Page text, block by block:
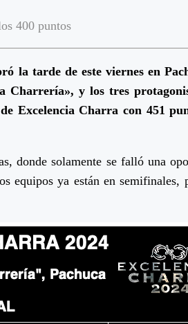
400 puntos
tarde de este viernes en
y los tres
Excelencia Charra con 451
donde solamente se falló una
ya están en